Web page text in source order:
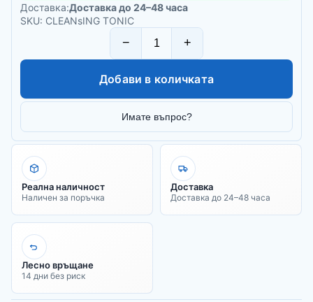
Доставка:Доставка до 24–48 часа
SKU: CLEANsING TONIC
− +
Добави в количката
Имате въпрос?
Реална наличност
Наличен за поръчка
Доставка
Доставка до 24–48 часа
Лесно връщане
14 дни без риск